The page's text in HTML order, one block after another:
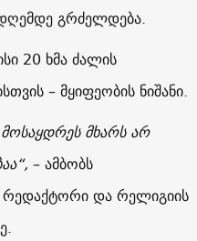
გრძელდება.
20 ხმა ძალის
– მყიფეობის ნიშანი.
მხარს არ
– ამბობს
რედაქტორი და რელიგიის